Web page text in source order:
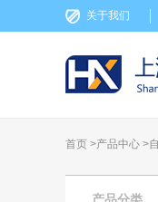
关于我们
首页 >产品中心 >